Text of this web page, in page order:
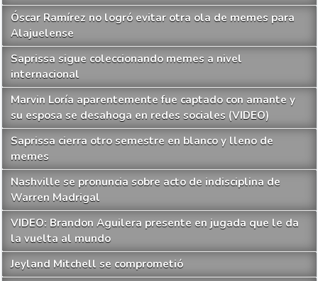
Óscar Ramírez no logró evitar otra ola de memes para
Alajuelense
Saprissa sigue coleccionando memes a nivel
internacional
Marvin Loría aparentemente fue captado con amante y
su esposa se desahoga en redes sociales (VIDEO)
Saprissa cierra otro semestre en blanco y lleno de
memes
Nashville se pronuncia sobre acto de indisciplina de
Warren Madrigal
VIDEO: Brandon Aguilera presente en jugada que le da
la vuelta al mundo
Jeyland Mitchell se comprometió